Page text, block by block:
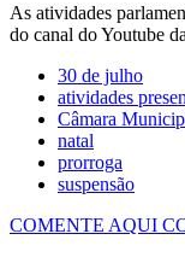
As atividades
do canal do Youtube
30 de julho
atividades
Câmara
natal
prorroga
suspensão
COMENTE AQUI